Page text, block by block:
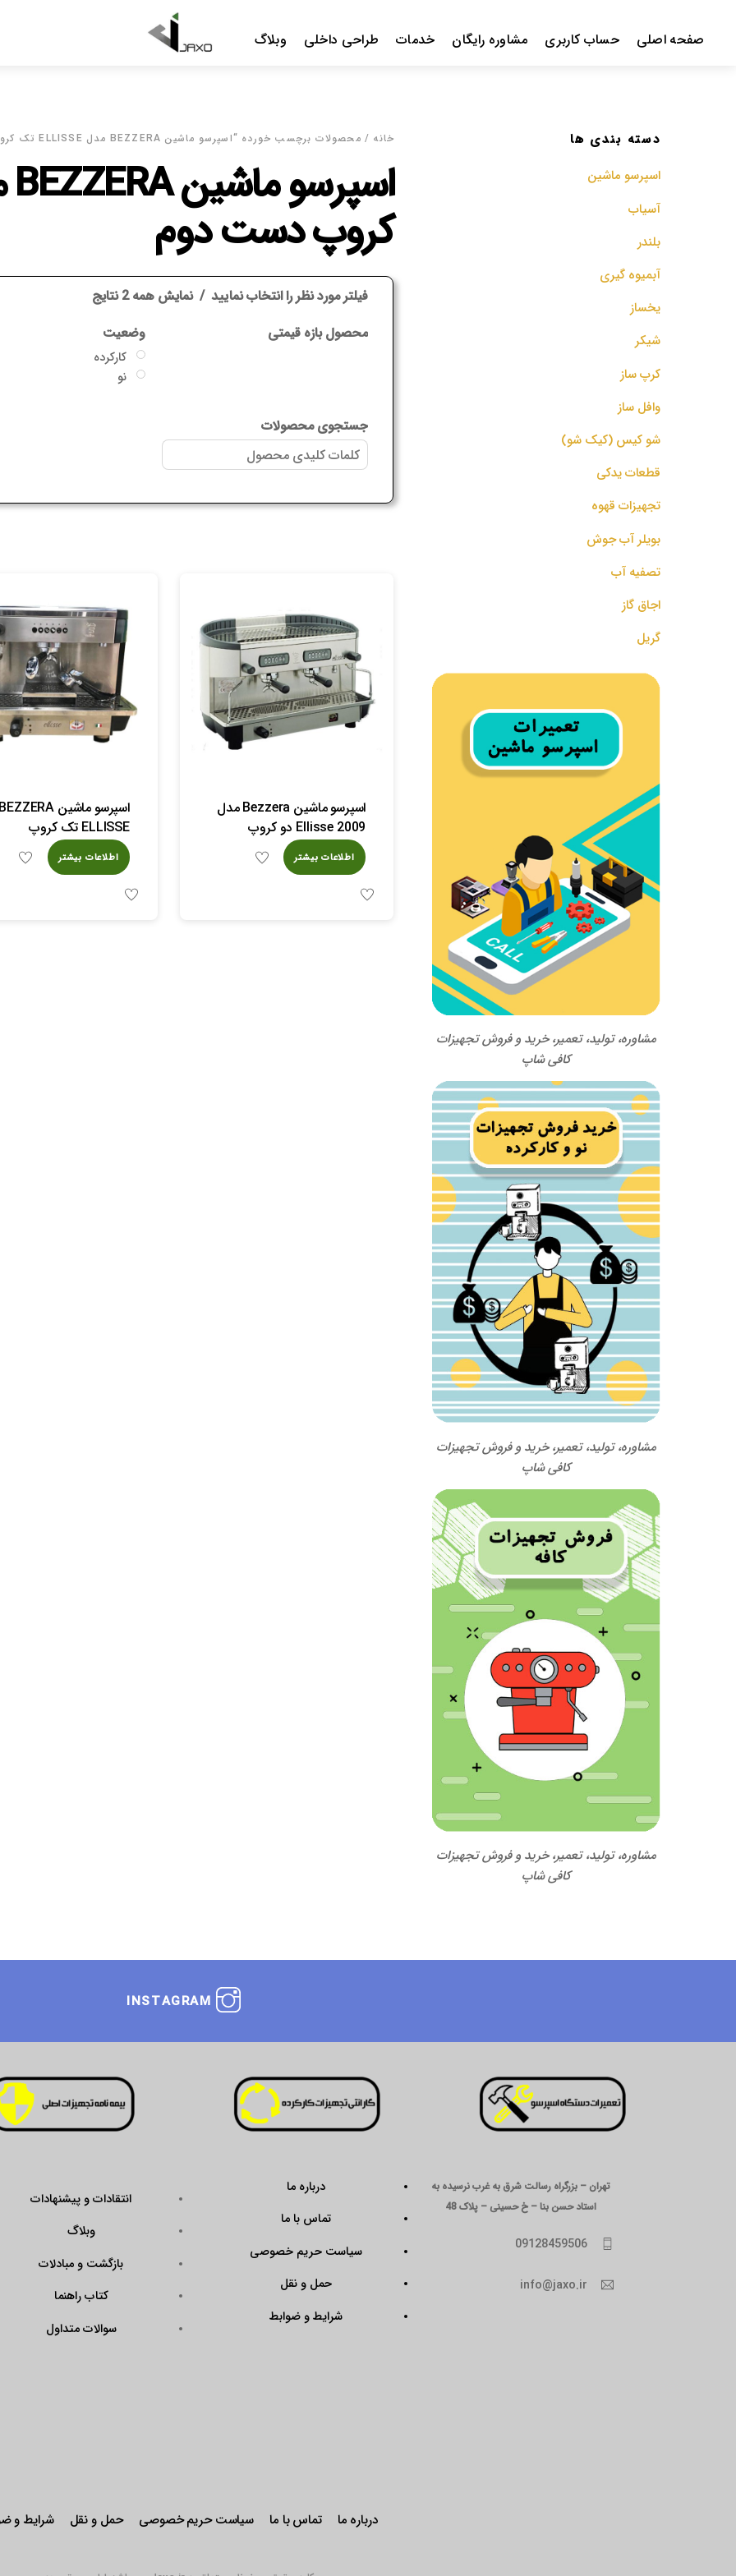
صفحه اصلی حساب کاربری مشاوره رایگان خدمات طراحی داخلی وبلاگ
خانه / محصولات برچسب خورده “اسپرسو ماشین BEZZERA مدل ELLISSE تک کروپ دست دوم”
کروپ دست دوم
فیلتر مورد نظر را انتخاب نمایید نمایش همه 2 نتایج
محصول بازه قیمتی وضعیت
کارکرده
نو
جستجوی محصولات
اسپرسو ماشین Bezzera مدل
Ellisse 2009 دو کروپ
اطلاعات بیشتر
ELLISSE تک کروپ
اطلاعات بیشتر
دسته بندی ها
اسپرسو‌ ماشین
آسیاب
بلندر
آبمیوه گیری
یخساز
شیکر
کرپ ساز
وافل ساز
شو کیس (کیک شو)
قطعات یدکی
تجهیزات قهوه
بویلر آب جوش
تصفیه آب
اجاق گاز
گریل
مشاوره، تولید، تعمیر، خرید و فروش تجهیزات
کافی شاپ
مشاوره، تولید، تعمیر، خرید و فروش تجهیزات
کافی شاپ
مشاوره، تولید، تعمیر، خرید و فروش تجهیزات
کافی شاپ
INSTAGRAM
تهران – بزرگراه رسالت شرق به غرب نرسیده به
استاد حسن بنا – خ حسینی – پلاک 48
09128459506
info@jaxo.ir
درباره ما
تماس با ما
سیاست حریم خصوصی
حمل و نقل
شرایط و ضوابط
انتقادات و پیشنهادات
وبلاگ
بازگشت و مبادلات
کتاب راهنما
سوالات متداول
درباره ما تماس با ما سیاست حریم خصوصی حمل و نقل شرایط و